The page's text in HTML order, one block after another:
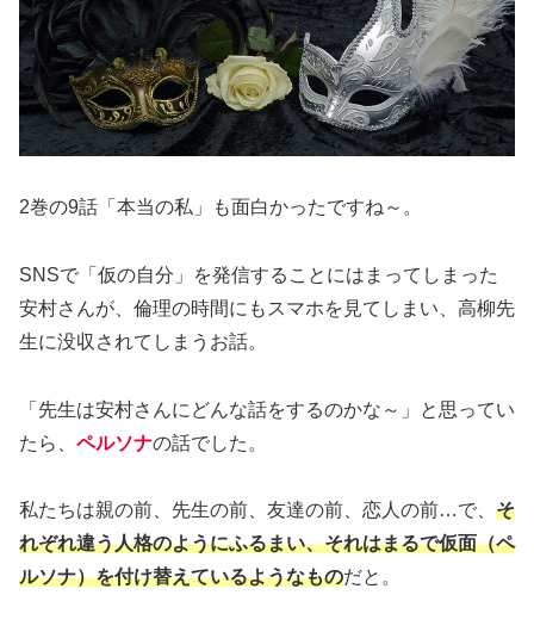
2巻の9話「本当の私」も面白かったですね～。
SNSで「仮の自分」を発信することにはまってしまった
安村さんが、倫理の時間にもスマホを見てしまい、高柳先
生に没収されてしまうお話。
「先生は安村さんにどんな話をするのかな～」と思ってい
たら、 ペルソナの話でした。
私たちは親の前、先生の前、友達の前、恋人の前…で、 そ
れぞれ違う人格のようにふるまい、それはまるで仮面（ペ
ルソナ）を付け替えているようなものだと。